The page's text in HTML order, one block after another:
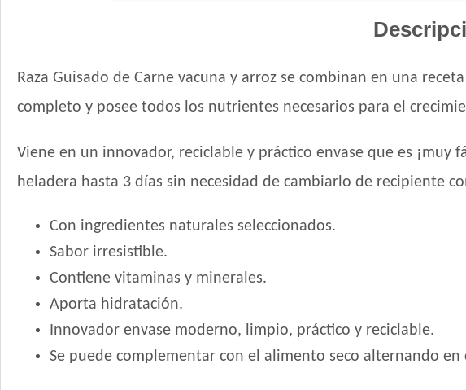
Raza Guisado de Carne vacuna y arroz se combinan en una
completo y posee todos los nutrientes necesarios para el
Viene en un innovador, reciclable y práctico envase que es
heladera hasta 3 días sin necesidad de cambiarlo de recipiente
Con ingredientes naturales seleccionados.
Sabor irresistible.
Contiene vitaminas y minerales.
Aporta hidratación.
Innovador envase moderno, limpio, práctico y reciclable.
Se puede complementar con el alimento seco alternando en